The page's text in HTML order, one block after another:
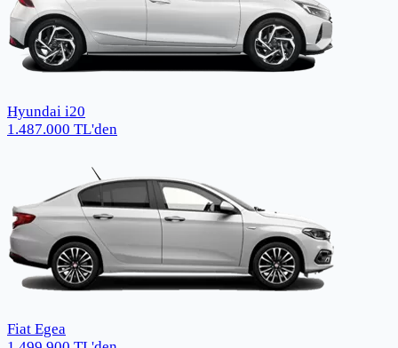
Hyundai i20
1.487.000 TL'den
Fiat Egea